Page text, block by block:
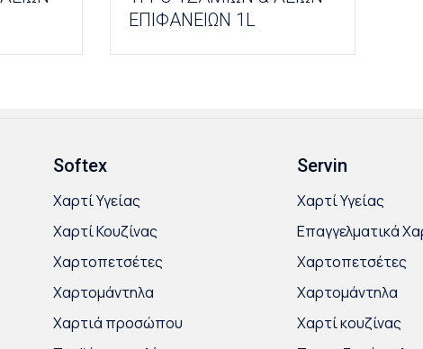
ΕΠΙΦΑΝΕΙΩΝ 1L
Softex
Χαρτί Υγείας
Χαρτί Κουζίνας
Χαρτοπετσέτες
Χαρτομάντηλα
Χαρτιά προσώπου
Servin
Χαρτί Υγείας
Επαγγελματικά
Χαρτοπετσέτες
Χαρτομάντηλα
Χαρτί κουζίνας